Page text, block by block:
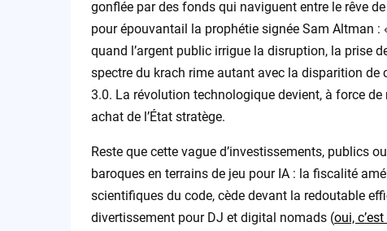
gonflée par des fonds qui naviguent entre le rêve
pour épouvantail la prophétie signée Sam Altman :
quand l’argent public irrigue la disruption, la prise
spectre du krach rime autant avec la disparition de
3.0. La révolution technologique devient, à force
achat de l’État stratège.
Reste que cette vague d’investissements, publics
baroques en terrains de jeu pour IA : la fiscalité
scientifiques du code, cède devant la redoutable
divertissement pour DJ et digital nomads (oui,